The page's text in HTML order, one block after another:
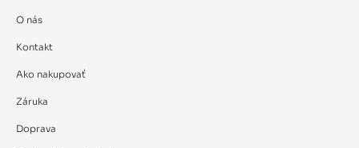
O nás
Kontakt
Ako nakupovať
Záruka
Doprava